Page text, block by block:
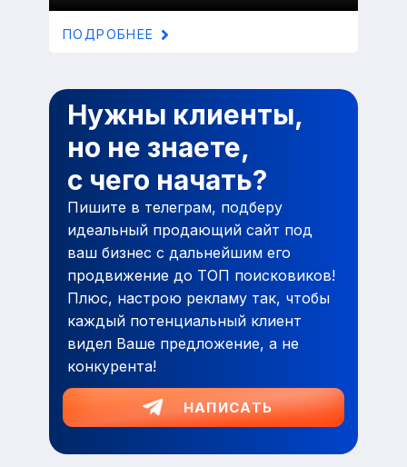
ПОДРОБНЕЕ
Нужны клиенты,
но не знаете,
с чего начать?
Пишите в телеграм, подберу
идеальный продающий сайт под
ваш бизнес с дальнейшим его
продвижение до ТОП поисковиков!
Плюс, настрою рекламу так, чтобы
каждый потенциальный клиент
видел Ваше предложение, а не
конкурента!
НАПИСАТЬ